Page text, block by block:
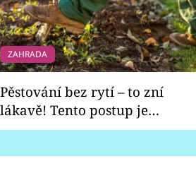
ZAHRADA
Pěstování bez rytí – to zní
lákavě! Tento postup je
vhodný jen pro některé